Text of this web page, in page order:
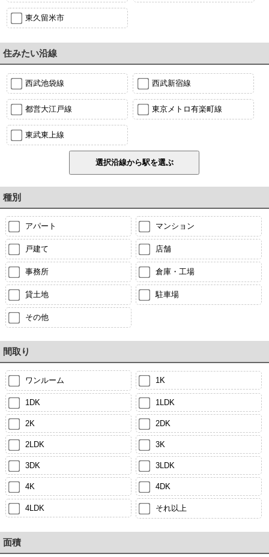
東久留米市
住みたい沿線
西武池袋線 西武新宿線
都営大江戸線 東京メトロ有楽町線
東武東上線
種別
アパート マンション
戸建て 店舗
事務所 倉庫・工場
貸土地 駐車場
その他
間取り
ワンルーム 1K
1DK 1LDK
2K 2DK
2LDK 3K
3DK 3LDK
4K 4DK
4LDK それ以上
面積